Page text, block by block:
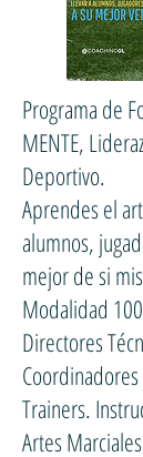
Programa de
MENTE,
Deportivo.
Aprendes el
alumnos,
mejor de si
Modalidad
Directores
Trainers.
Artes